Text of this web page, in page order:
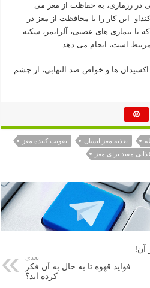
در رزماری، به حفاظت از مغز می
این کار را با محافظت از مغز در
که با بیماری های عصبی، آلزایمر، سکته
است، انجام می دهد.
اکسیدان ها و خواص ضد التهابی، از چشم
تغذیه مغز انسان
تقویت کننده مغز
مفید برای مغز
آن!
بعدی
فواید قهوه.تا به حال به آن فکر
کرده اید؟